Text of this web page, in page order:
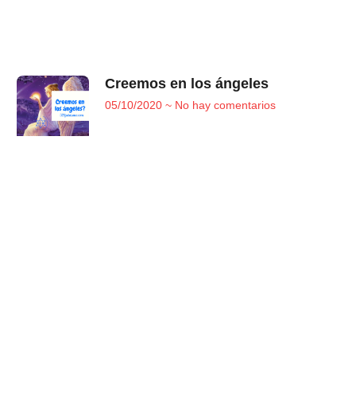
Creemos en los ángeles
05/10/2020 No hay comentarios